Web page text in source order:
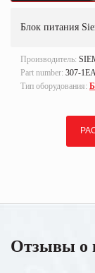
Блок питания
Производитель:
Part number: 307-
Тип оборудования:
Отзывы о